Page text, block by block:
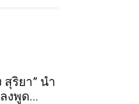
ริยา” นำ
งพูด...